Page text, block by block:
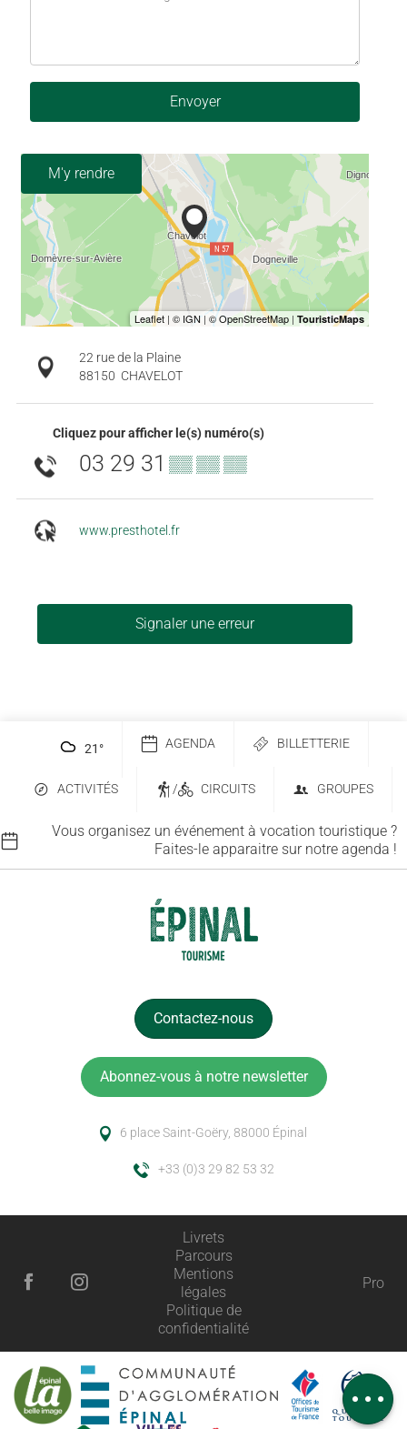
Ouvertures
Avis
Envoyer
M'y rendre
22 rue de la Plaine
88150 CHAVELOT
Cliquez pour afficher le(s) numéro(s)
03 29 31 ▒▒ ▒▒ ▒▒
www.presthotel.fr
Signaler une erreur
21 ° AGENDA BILLETTERIE
ACTIVITÉS / CIRCUITS GROUPES
Vous organisez un événement à vocation touristique ?
Faites-le apparaitre sur notre agenda !
Contactez-nous
Abonnez-vous à notre newsletter
6 place Saint-Goëry, 88000 Épinal
+33 (0)3 29 82 53 32
Livrets
Parcours
Mentions
légales
Politique de
confidentialité
Pro